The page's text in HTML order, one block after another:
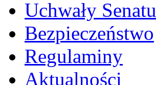
Uchwały Senatu
Bezpieczeństwo
Regulaminy
Aktualności